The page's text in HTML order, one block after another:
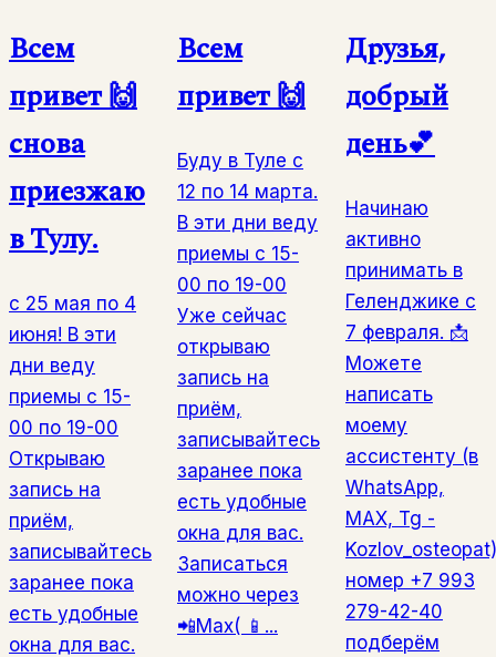
Всем
привет 🙌
снова
приезжаю
в Тулу.
с 25 мая по 4
июня! В эти
дни веду
приемы с 15-
00 по 19-00
Открываю
запись на
приём,
записывайтесь
заранее пока
есть удобные
окна для вас.
Всем
привет 🙌
Буду в Туле с
12 по 14 марта.
В эти дни веду
приемы с 15-
00 по 19-00
Уже сейчас
открываю
запись на
приём,
записывайтесь
заранее пока
есть удобные
окна для вас.
Записаться
можно через
📲Мах( 📱...
Друзья,
добрый
день💕
Начинаю
активно
принимать в
Геленджике с
7 февраля. 📩
Можете
написать
моему
ассистенту (в
WhatsApp,
MAX, Tg -
Kozlov_osteopat)
номер +7 993
279-42-40
подберём